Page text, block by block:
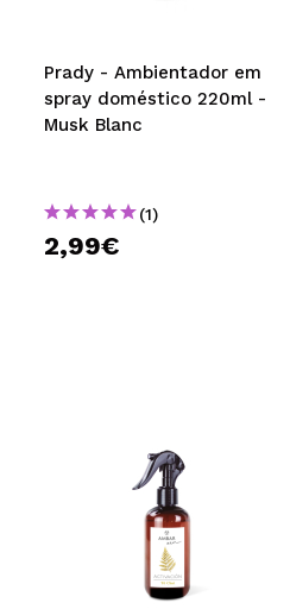
Prady - Ambientador em
spray doméstico 220ml -
Musk Blanc
(1)
2,99€